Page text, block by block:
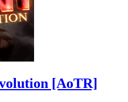
[AoTR]